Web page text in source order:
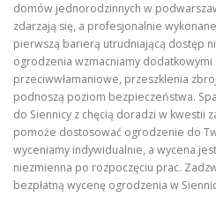
domów jednorodzinnych w
zdarzają się, a profesjonalnie
pierwszą barierą utrudniającą dostęp
ogrodzenia wzmacniamy
przeciwwłamaniowe, przeszklenia
podnoszą poziom bezpieczeństwa.
do Siennicy z chęcią doradzi w kwestii
pomoże dostosować ogrodzenie do
wyceniamy indywidualnie, a wycena
niezmienna po rozpoczęciu prac.
bezpłatną wycenę ogrodzenia w